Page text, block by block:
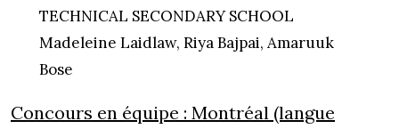
TECHNICAL SECONDARY SCHOOL
Madeleine Laidlaw, Riya Bajpai, Amaruuk
Bose
Concours en équipe : Montréal (langue